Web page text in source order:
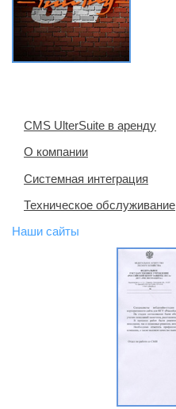
CMS UlterSuite в аренду
О компании
Системная интеграция
Техническое обслуживание